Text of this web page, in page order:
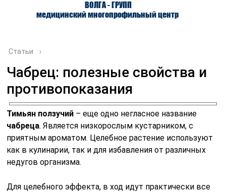
ВОЛГА - ГРУПП
медицинский многопрофильный центр
О ЦЕНТРЕ ВРАЧИ
Статьи ›
Чабрец: полезные свойства и
противопоказания
Тимьян ползучий – еще одно негласное название
чабреца. Является низкорослым кустарником, с
приятным ароматом. Целебное растение используют
как в кулинарии, так и для избавления от различных
недугов организма.
Для целебного эффекта, в ход идут практически все